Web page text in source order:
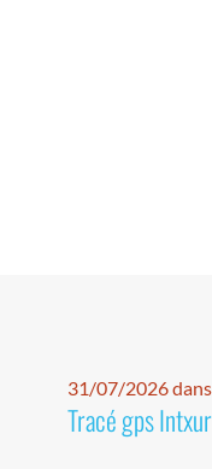
31/07/2026
Tracé gps